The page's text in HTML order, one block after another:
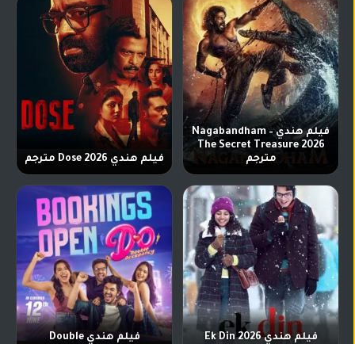
فيلم هندي Nagabandham –
The Secret Treasure 2026
مترجم
فيلم هندي Dose 2026 مترجم
فيلم هندي Ek Din 2026 فيلم هندي Double